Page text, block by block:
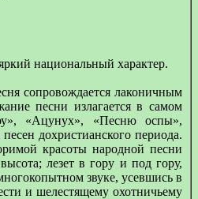
национальный характер.
сопровождается лаконичным
песни излагается в самом
«Ацунух», «Песню оспы»,
дохристианского периода.
красоты народной песни
лезет в гору и под гору,
звуке, усевшись в
и шелестящему охотничьему